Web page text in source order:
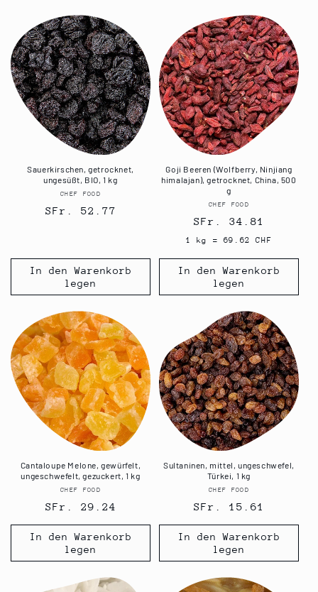
Sauerkirschen, getrocknet,
ungesüßt, BIO, 1 kg
Anbieter:
CHEF FOOD
Normaler
SFr. 52.77
In den Warenkorb
legen
Goji Beeren (Wolfberry, Ninjiang
himalajan), getrocknet, China, 500
g
Anbieter:
CHEF FOOD
Normaler
Preis
SFr. 34.81
1 kg = 69.62 CHF
In den Warenkorb
legen
Cantaloupe Melone, gewürfelt,
ungeschwefelt, gezuckert, 1 kg
Anbieter:
CHEF FOOD
Normaler
Preis
SFr. 29.24
In den Warenkorb
legen
Sultaninen, mittel, ungeschwefel,
Türkei, 1 kg
Anbieter:
CHEF FOOD
Normaler
Preis
SFr. 15.61
In den Warenkorb
legen